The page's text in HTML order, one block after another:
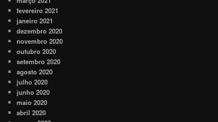
fevereiro 2021
janeiro 2021
dezembro 2020
novembro 2020
outubro 2020
setembro 2020
agosto 2020
julho 2020
junho 2020
maio 2020
abril 2020